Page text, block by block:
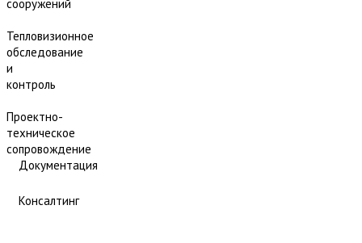
сооружений
Тепловизионное
обследование
и
контроль
Проектно-
техническое
сопровождение
Документация
Консалтинг